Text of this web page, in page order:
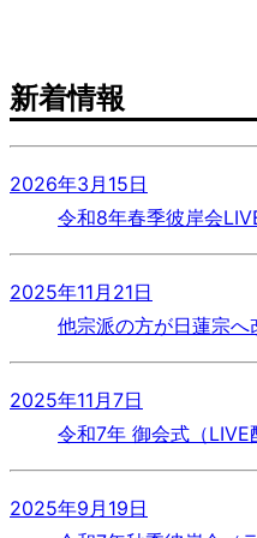
新着情報
2026年3月15日
令和8年春季彼岸会
2025年11月21日
他宗派の方が日蓮宗
2025年11月7日
令和7年 御会式（LIVE
2025年9月19日